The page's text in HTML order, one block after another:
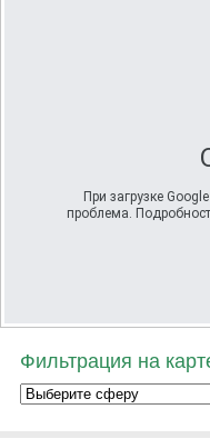
При загрузке
проблема.
Фильтрация на